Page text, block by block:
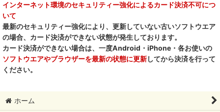
インターネット環境のセキュリティー強化によるカード決済不可につ
いて
最新のセキュリティー強化により、更新していない古いソフトウエア
の場合、カード決済ができない状態が発生しております。
カード決済ができない場合は、一度Android・iPhone・各お使いの
ソフトウエアやブラウザーを最新の状態に更新してから決済を行って
ください。
ホーム